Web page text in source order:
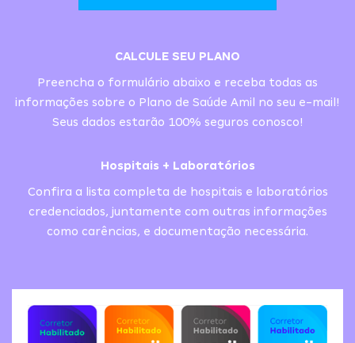
CALCULE SEU PLANO
Preencha o formulário abaixo e receba todas as
informações sobre o Plano de Saúde Amil no seu e-mail!
Seus dados estarão 100% seguros conosco!
Hospitais + Laboratórios
Confira a lista completa de hospitais e laboratórios
credenciados, juntamente com outras informações
como carências, e documentação necessária.